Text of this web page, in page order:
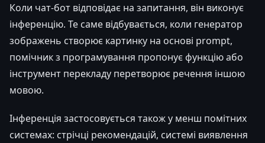
Коли чат-бот відповідає на запитання, він виконує
інференцію. Те саме відбувається, коли генератор
зображень створює картинку на основі prompt,
помічник з програмування пропонує функцію або
інструмент перекладу перетворює речення іншою
мовою.
Інференція застосовується також у менш помітних
системах: стрічці рекомендацій, системі виявлення